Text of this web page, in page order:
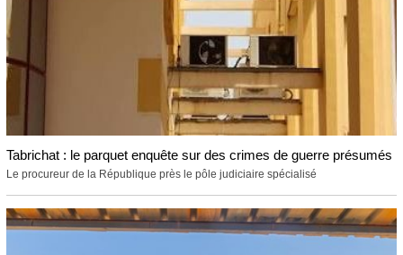
Tabrichat : le parquet enquête sur des crimes de guerre présumés
Le procureur de la République près le pôle judiciaire spécialisé